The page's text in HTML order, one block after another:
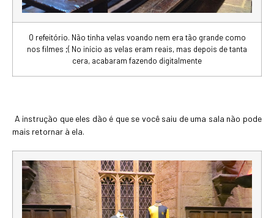
O refeitório. Não tinha velas voando nem era tão grande como
nos filmes ;( No início as velas eram reais, mas depois de tanta
cera, acabaram fazendo digitalmente
A instrução que eles dão é que se você saiu de uma sala não pode
mais retornar à ela.